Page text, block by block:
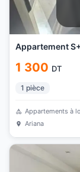
Appartement
1 300 DT
1 pièce
Appartements à
Ariana